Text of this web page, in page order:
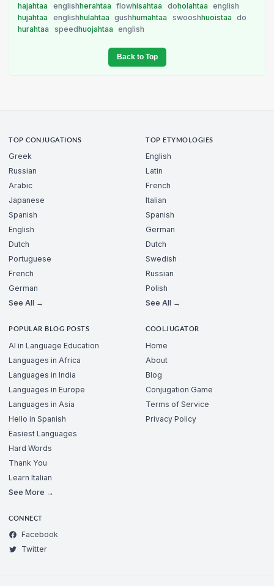
hajahtaa englishherahtaa flowhisahtaa doholahtaa
english
hujahtaa
englishhulahtaa gushhumahtaa swooshhuoistaa
do
hurahtaa
speedhuojahtaa english
Back to Top
TOP CONJUGATIONS
Greek
Russian
Arabic
Japanese
Spanish
English
Dutch
Portuguese
French
German
See All →
TOP ETYMOLOGIES
English
Latin
French
Italian
Spanish
German
Dutch
Swedish
Russian
Polish
See All →
POPULAR BLOG POSTS
AI in Language Education
Languages in Africa
Languages in India
Languages in Europe
Languages in Asia
Hello in Spanish
Easiest Languages
Hard Words
Thank You
Learn Italian
See More →
COOLJUGATOR
Home
About
Blog
Conjugation Game
Terms of Service
Privacy Policy
CONNECT
Facebook
Twitter